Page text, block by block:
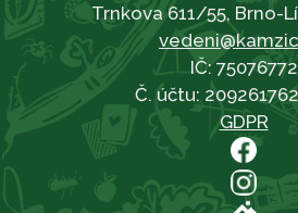
Trnkova 611/55, Brno-
IČ: 75076772
Č. účtu:
GDPR